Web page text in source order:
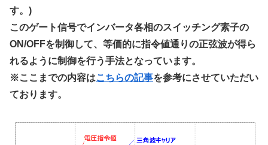
す。)
このゲート信号でインバータ各相のスイッチング素子の
ON/OFFを制御して、等価的に指令値通りの正弦波が得ら
れるように制御を行う手法となっています。
※ここまでの内容はこちらの記事を参考にさせていただい
ております。